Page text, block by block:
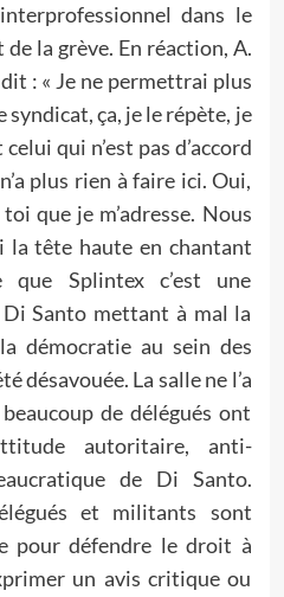
dans le
de la grève. En réaction, A.
: « Je ne permettrai plus
syndicat, ça, je le répète, je
qui n’est pas d’accord
plus rien à faire ici. Oui,
que je m’adresse. Nous
la tête haute en chantant
que Splintex c’est une
Di Santo mettant à mal la
démocratie au sein des
désavouée. La salle ne l’a
de délégués ont
autoritaire, anti-
de Di Santo.
et militants sont
pour défendre le droit à
un avis critique ou